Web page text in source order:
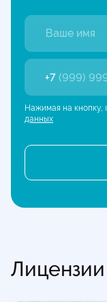
+7 (999)
Нажимая на кнопку,
данных